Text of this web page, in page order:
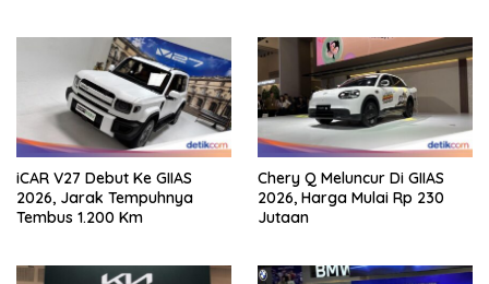
iCAR V27 Debut Ke GIIAS
2026, Jarak Tempuhnya
Tembus 1.200 Km
Chery Q Meluncur Di GIIAS
2026, Harga Mulai Rp 230
Jutaan